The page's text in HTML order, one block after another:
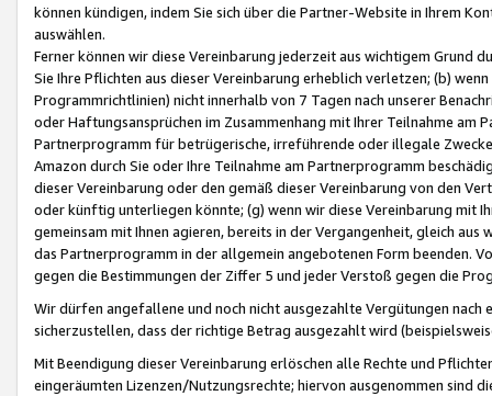
können kündigen, indem Sie sich über die Partner-Website in Ihrem
auswählen.
Ferner können wir diese Vereinbarung jederzeit aus wichtigem Grund
Sie Ihre Pflichten aus dieser Vereinbarung erheblich verletzen; (b)
Programmrichtlinien) nicht innerhalb von 7 Tagen nach unserer
oder Haftungsansprüchen im Zusammenhang mit Ihrer Teilnahme am
Partnerprogramm für betrügerische, irreführende oder illegale
Amazon durch Sie oder Ihre Teilnahme am Partnerprogramm
dieser Vereinbarung oder den gemäß dieser Vereinbarung von den
oder künftig unterliegen könnte; (g) wenn wir diese Vereinbarung mit
gemeinsam mit Ihnen agieren, bereits in der Vergangenheit, gleich
das Partnerprogramm in der allgemein angebotenen Form beenden.
gegen die Bestimmungen der Ziffer 5 und jeder Verstoß gegen die
Wir dürfen angefallene und noch nicht ausgezahlte Vergütungen
sicherzustellen, dass der richtige Betrag ausgezahlt wird
Mit Beendigung dieser Vereinbarung erlöschen alle Rechte und
eingeräumten Lizenzen/Nutzungsrechte; hiervon ausgenommen sind